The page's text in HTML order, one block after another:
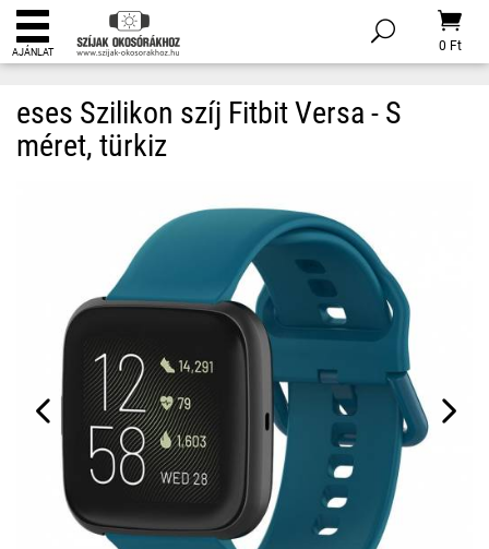
0 Ft
AJÁNLAT
eses Szilikon szíj Fitbit Versa - S
méret, türkiz